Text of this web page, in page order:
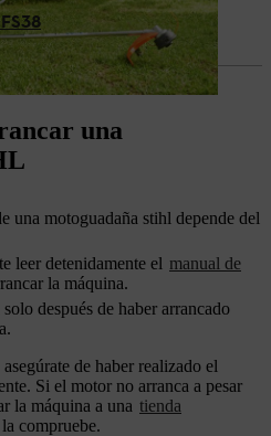
una
una motoguadaña stihl depende del
leer detenidamente el manual de
la máquina.
después de haber arrancado
de haber realizado el
Si el motor no arranca a pesar
la máquina a una tienda
compruebe.